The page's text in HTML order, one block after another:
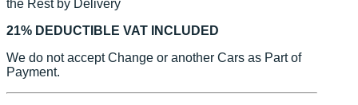
the Rest by Delivery
21% DEDUCTIBLE VAT INCLUDED
We do not accept Change or another Cars as Part of
Payment.